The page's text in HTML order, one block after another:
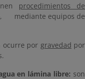
procedimientos de
mediante equipos de
ocurre por gravedad por
en lámina libre: son